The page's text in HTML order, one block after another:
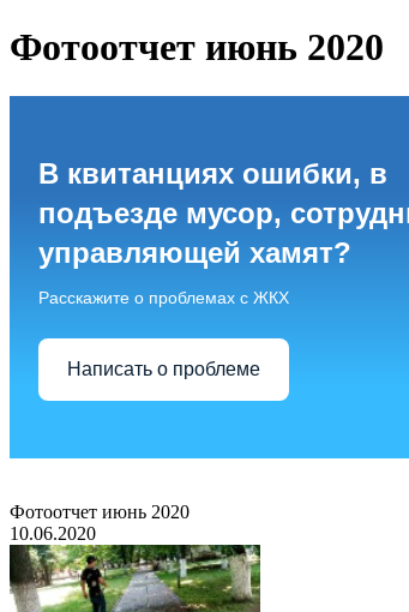
Фотоотчет июнь 2020
В квитанциях ошибки, в
подъезде мусор,
управляющей хамят?
Расскажите о проблемах с ЖКХ
Написать о проблеме
Фотоотчет июнь 2020
10.06.2020